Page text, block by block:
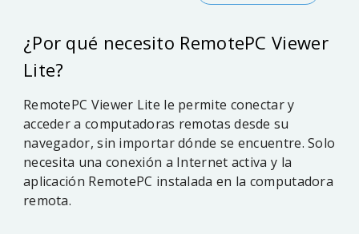
¿Por qué necesito RemotePC Viewer
Lite?
RemotePC Viewer Lite le permite conectar y
acceder a computadoras remotas desde su
navegador, sin importar dónde se encuentre. Solo
necesita una conexión a Internet activa y la
aplicación RemotePC instalada en la computadora
remota.